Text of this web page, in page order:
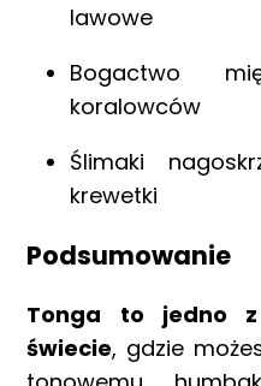
lawowe
Bogactwo
koralowców
Ślimaki
krewetki
Podsumowanie
Tonga to jedno
świecie, gdzie